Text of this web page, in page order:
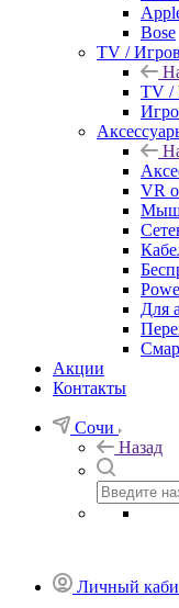
Bose
TV /
TV /
VR
Для
Акции
Контакты
Сочи
Назад
Личный